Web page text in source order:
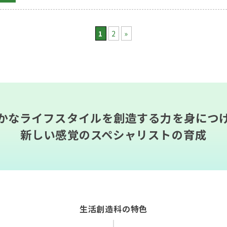
1 2 »
なライフスタイルを創造する力を身につ
新しい感覚のスペシャリストの育成
生活創造科の特色